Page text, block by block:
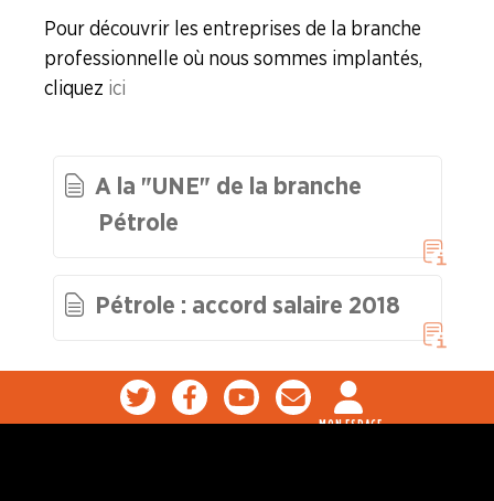
Industries du Papier Carton
Industries du Pétrole
Industries Pharmaceutiques
Syndicalisme HEBDO
Pour découvrir les entreprises de la branche
professionnelle où nous sommes implantés,
cliquez ici
A la "UNE" de la branche
Pétrole
Pétrole : accord salaire 2018
MON ESPACE